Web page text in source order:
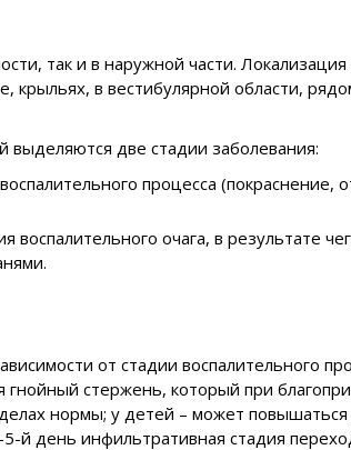
так и в наружной части. Локализация
крыльях, в вестибулярной области,
выделяются две стадии заболевания:
процесса (покраснение,
очага, в результате
от стадии воспалительного
стержень, который при
нормы; у детей – может
й день инфильтративная стадия